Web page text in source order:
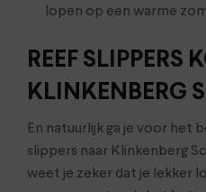
lopen op een warme
REEF SLIPPERS
KLINKENBERG
En natuurlijk ga je voor het
slippers naar Klinkenberg
weet je zeker dat je lekker